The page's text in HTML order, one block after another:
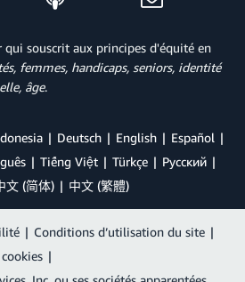
souscrit aux principes d'équité en
femmes, handicaps, seniors, identité
âge.
Deutsch English
Español
Tiếng Việt Türkçe
Ρусский
文 (简体) 中文 (繁體)
| Conditions d’utilisation du site |
|